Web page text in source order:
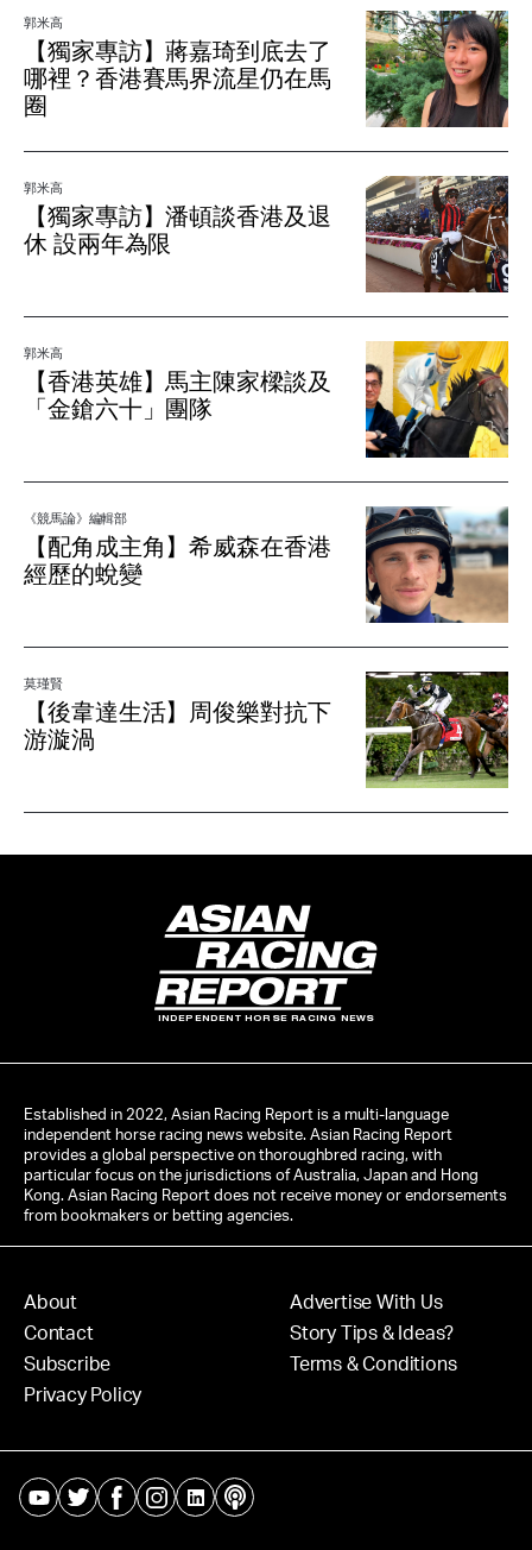
郭米高
【獨家專訪】蔣嘉琦到底去了
哪裡？香港賽馬界流星仍在馬
圈
郭米高
【獨家專訪】潘頓談香港及退
休 設兩年為限
郭米高
【香港英雄】馬主陳家樑談及
「金鎗六十」團隊
《競馬論》編輯部
【配角成主角】希威森在香港
經歷的蛻變
莫瑾賢
【後韋達生活】周俊樂對抗下
游漩渦
INDEPENDENT HORSE RACING NEWS
Established in 2022, Asian Racing Report is a multi-language
independent horse racing news website. Asian Racing Report
provides a global perspective on thoroughbred racing, with
particular focus on the jurisdictions of Australia, Japan and Hong
Kong. Asian Racing Report does not receive money or endorsements
from bookmakers or betting agencies.
About
Contact
Subscribe
Privacy Policy
Advertise With Us
Story Tips & Ideas?
Terms & Conditions